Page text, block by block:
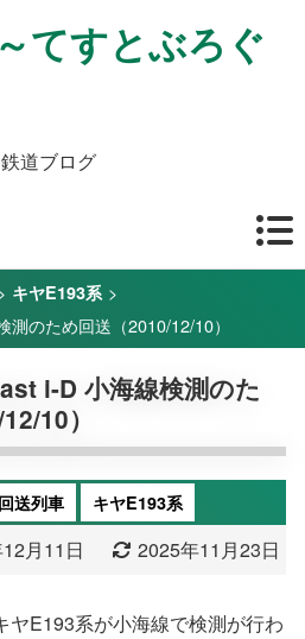
てすとぶろぐ
道ブログ
キヤE193系 >
のため回送（2010/12/10）
i-D 小海線検測のた
10）
回送列車 キヤE193系
月11日 2025年11月23日
ヤE193系が小海線で検測が行わ